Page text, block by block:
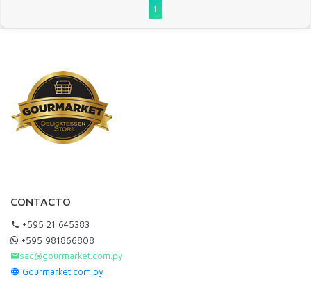
1
CONTACTO
+595 21 645383
+595 981866808
sac@gourmarket.com.py
Gourmarket.com.py